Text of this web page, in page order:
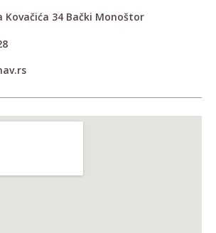
Kovačića 34 Bački Monoštor